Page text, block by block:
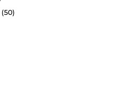
(50)